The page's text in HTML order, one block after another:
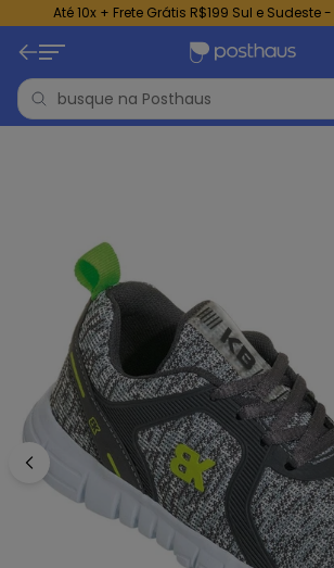
Até 10x + Frete Grátis R$199 Sul e Sudeste